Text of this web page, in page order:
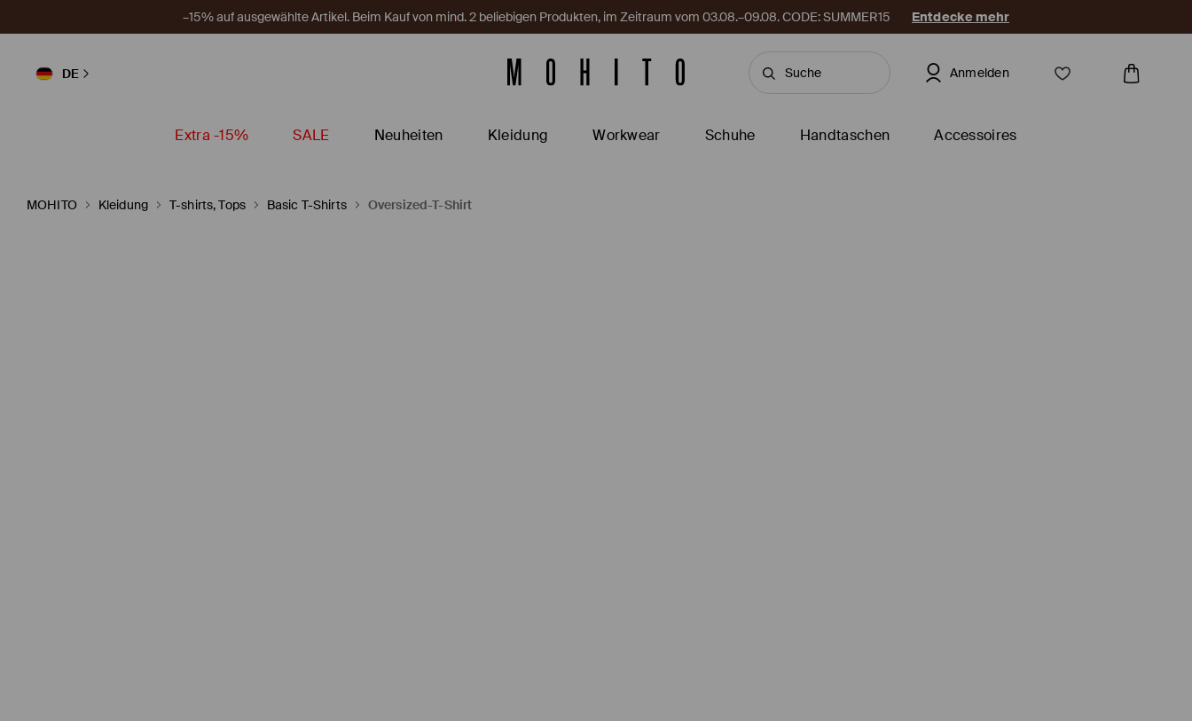
–15% auf ausgewählte Artikel. Beim Kauf von mind. 2 beliebigen Produkten, im Zeitraum vom 03.08.–09.08. CODE: SUMMER15 Entdecke mehr
DE Anmelden
Extra -15% SALE Neuheiten Kleidung Workwear Schuhe Handtaschen Accessoires
MOHITO Kleidung T-shirts, Tops Basic T-Shirts Oversized-T-Shirt